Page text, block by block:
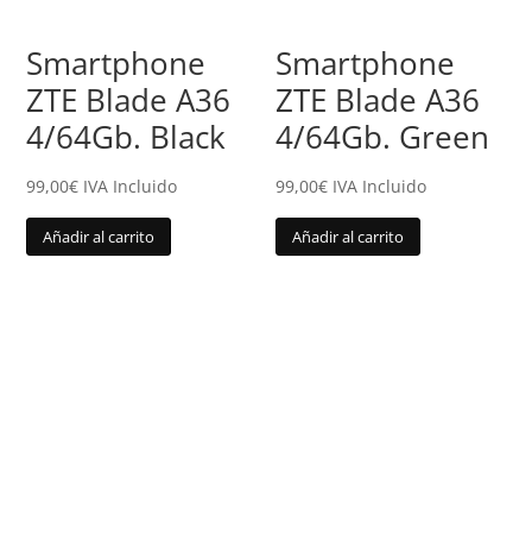
Smartphone
ZTE Blade A36
4/64Gb. Black
99,00€ IVA Incluido
Añadir al carrito
Smartphone
ZTE Blade A36
4/64Gb. Green
99,00€ IVA Incluido
Añadir al carrito